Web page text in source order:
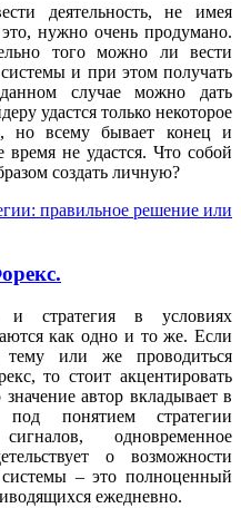
деятельность, не имея
нужно очень продумано.
того можно ли вести
и при этом получать
случае можно дать
удастся только некоторое
но всему бывает конец и
время не удастся. Что собой
создать личную?
и стратегия в условиях
как одно и то же. Если
тему или же проводиться
то стоит акцентировать
автор вкладывает в
понятием стратегии
одновременное
о возможности
– это полноценный
ежедневно.